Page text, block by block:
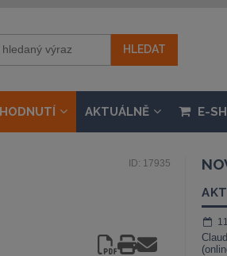
AKTUÁLNĚ E-
ID: 17935